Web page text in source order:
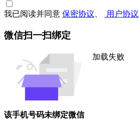
我已阅读并同意 保密协议 用户协议
微信扫一扫绑定
加载失败
该手机号码未绑定微信